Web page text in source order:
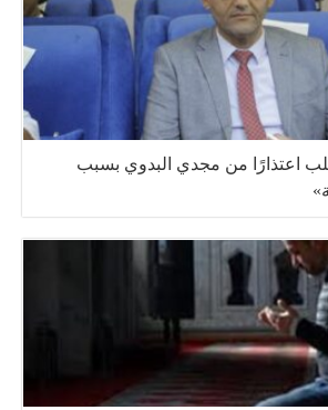
اعتذارًا من مجدي البدوي بسبب